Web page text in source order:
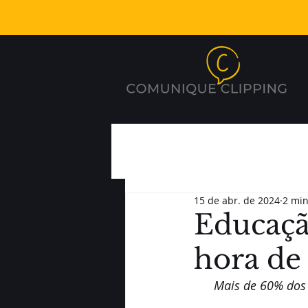
hora de
15 de abr. de 2024 2
Mais de 60%